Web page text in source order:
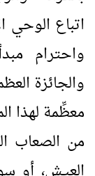
اتباع
واحترام
والجائزة
معظِّمة لهذا
من الصعاب